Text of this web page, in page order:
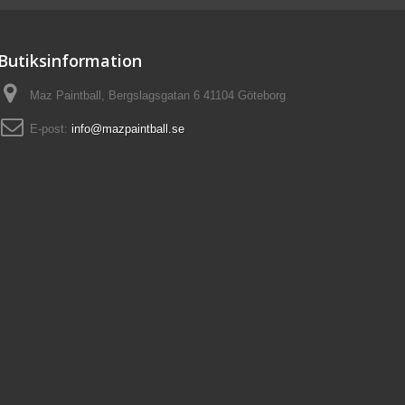
Butiksinformation
Maz Paintball, Bergslagsgatan 6 41104 Göteborg
E-post: info@mazpaintball.se